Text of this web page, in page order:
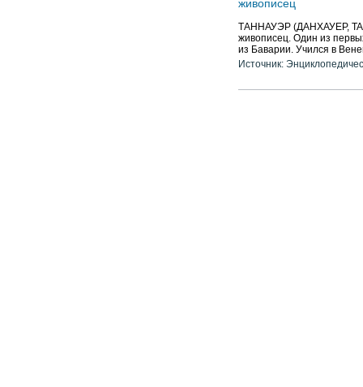
живописец
ТАННАУЭР (ДАНХАУЕР,
живописец. Один из
из Баварии. Учился в
Источник: